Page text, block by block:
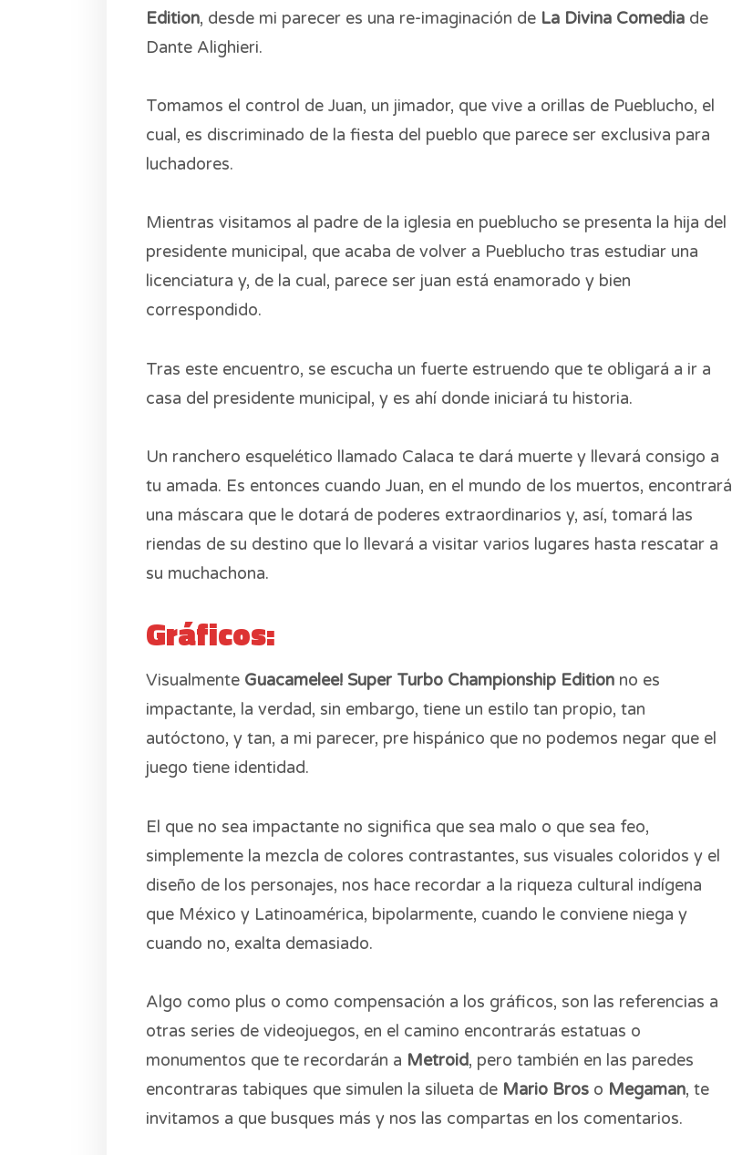
Edition, desde mi parecer es una re-imaginación de La Divina Comedia de
Dante Alighieri.
Tomamos el control de Juan, un jimador, que vive a orillas de Pueblucho, el
cual, es discriminado de la fiesta del pueblo que parece ser exclusiva para
luchadores.
Mientras visitamos al padre de la iglesia en pueblucho se presenta la hija del
presidente municipal, que acaba de volver a Pueblucho tras estudiar una
licenciatura y, de la cual, parece ser juan está enamorado y bien
correspondido.
Tras este encuentro, se escucha un fuerte estruendo que te obligará a ir a
casa del presidente municipal, y es ahí donde iniciará tu historia.
Un ranchero esquelético llamado Calaca te dará muerte y llevará consigo a
tu amada. Es entonces cuando Juan, en el mundo de los muertos, encontrará
una máscara que le dotará de poderes extraordinarios y, así, tomará las
riendas de su destino que lo llevará a visitar varios lugares hasta rescatar a
su muchachona.
Gráficos:
Visualmente Guacamelee! Super Turbo Championship Edition no es
impactante, la verdad, sin embargo, tiene un estilo tan propio, tan
autóctono, y tan, a mi parecer, pre hispánico que no podemos negar que el
juego tiene identidad.
El que no sea impactante no significa que sea malo o que sea feo,
simplemente la mezcla de colores contrastantes, sus visuales coloridos y el
diseño de los personajes, nos hace recordar a la riqueza cultural indígena
que México y Latinoamérica, bipolarmente, cuando le conviene niega y
cuando no, exalta demasiado.
Algo como plus o como compensación a los gráficos, son las referencias a
otras series de videojuegos, en el camino encontrarás estatuas o
monumentos que te recordarán a Metroid, pero también en las paredes
encontraras tabiques que simulen la silueta de Mario Bros o Megaman, te
invitamos a que busques más y nos las compartas en los comentarios.